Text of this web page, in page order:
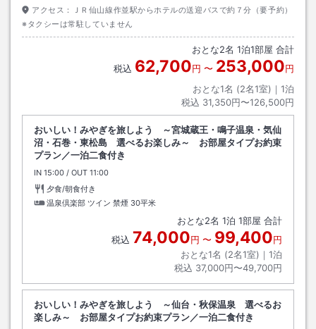
アクセス：
ＪＲ仙山線作並駅からホテルの送迎バスで約７分（要予約）
※タクシーは常駐していません
おとな2名 1泊1部屋 合計
税込 62,700円 〜 253,000円
おとな1名 (2名1室)｜ 1泊
税込 31,350円〜126,500円
おいしい！みやぎを旅しよう ～宮城蔵王・鳴子温泉・気仙
沼・石巻・東松島 選べるお楽しみ～ お部屋タイプお約束
プラン／一泊二食付き
IN チェックイン
15:00 / OUT チェックアウト
11:00
夕食/朝食付き
温泉倶楽部 ツイン 禁煙 30平米
おとな2名 1泊 1部屋 合計
税込 74,000円 〜 99,400円
おとな1名 (2名1室)｜ 1泊
税込 37,000円〜49,700円
おいしい！みやぎを旅しよう ～仙台・秋保温泉 選べるお
楽しみ～ お部屋タイプお約束プラン／一泊二食付き